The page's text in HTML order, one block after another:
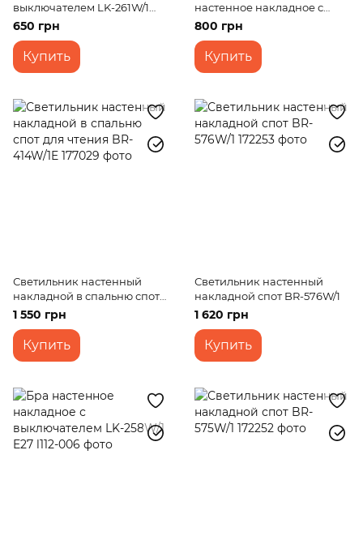
выключателем LK-261W/1
E14
650 грн
Купить
настенное накладное с
выключателем LK-263W/1
800 грн
Купить
Светильник настенный
накладной в спальню спот
для чтения BR-414W/1E
1 550 грн
Купить
Светильник настенный
накладной спот BR-576W/1
1 620 грн
Купить